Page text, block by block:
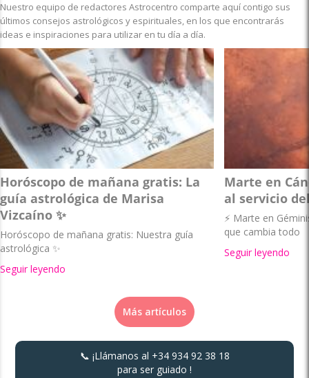
Nuestro equipo de redactores Astrocentro comparte aquí contigo sus
últimos consejos astrológicos y espirituales, en los que encontrarás
ideas e inspiraciones para utilizar en tu día a día.
Horóscopo de mañana gratis: La
guía astrológica de Marisa
Vizcaíno ✨
Horóscopo de mañana gratis: Nuestra guía
astrológica ✨
Seguir leyendo
Marte en
al servicio
⚡ Marte en
que cambia todo
Seguir leyendo
Más artículos
📞 ¡Llámanos al +34 934 92 38 18
para ser guiado !